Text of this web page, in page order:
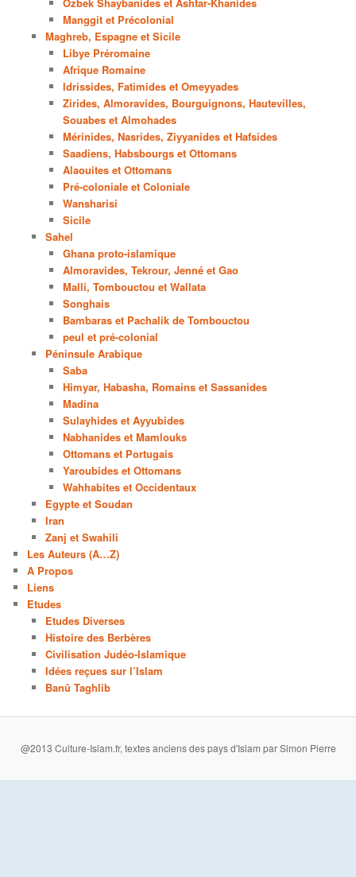
Manggit et Précolonial
Maghreb, Espagne et Sicile
Libye Préromaine
Afrique Romaine
Idrissides, Fatimides et Omeyyades
Zirides, Almoravides, Bourguignons, Hautevilles,
Souabes et Almohades
Mérinides, Nasrides, Ziyyanides et Hafsides
Saadiens, Habsbourgs et Ottomans
Alaouites et Ottomans
Pré-coloniale et Coloniale
Wansharisi
Sicile
Sahel
Ghana proto-islamique
Almoravides, Tekrour, Jenné et Gao
Malli, Tombouctou et Wallata
Songhais
Bambaras et Pachalik de Tombouctou
peul et pré-colonial
Péninsule Arabique
Saba
Himyar, Habasha, Romains et Sassanides
Madina
Sulayhides et Ayyubides
Nabhanides et Mamlouks
Ottomans et Portugais
Yaroubides et Ottomans
Wahhabites et Occidentaux
Egypte et Soudan
Iran
Zanj et Swahili
Les Auteurs (A…Z)
A Propos
Liens
Etudes
Etudes Diverses
Histoire des Berbères
Civilisation Judéo-Islamique
Idées reçues sur l’Islam
Banû Taghlib
@2013 Culture-Islam.fr, textes anciens des pays d'Islam par Simon Pierre